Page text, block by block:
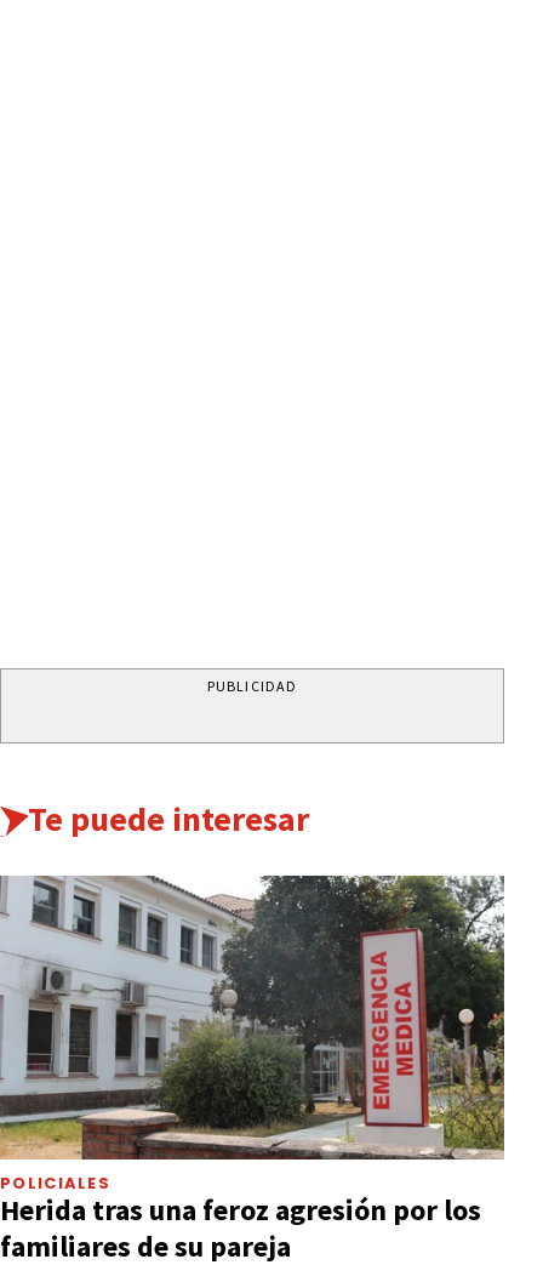
PUBLICIDAD
Te puede interesar
POLICIALES
Herida tras una feroz agresión por los
familiares de su pareja